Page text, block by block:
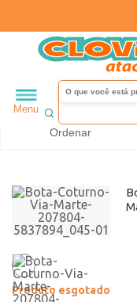
Menu
Feminino Bota
Salto Baixo
Ordenar
Produto esgotado